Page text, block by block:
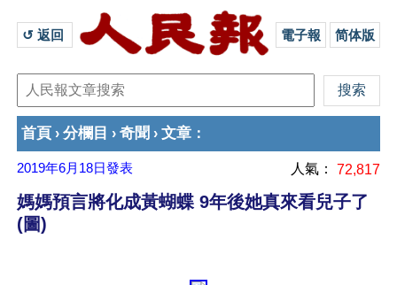
↺ 返回 電子報 简体版
首頁 › 分欄目 › 奇聞 › 文章 ：
2019年6月18日發表 人氣： 72,817
媽媽預言將化成黃蝴蝶 9年後她真來看兒子了
(圖)